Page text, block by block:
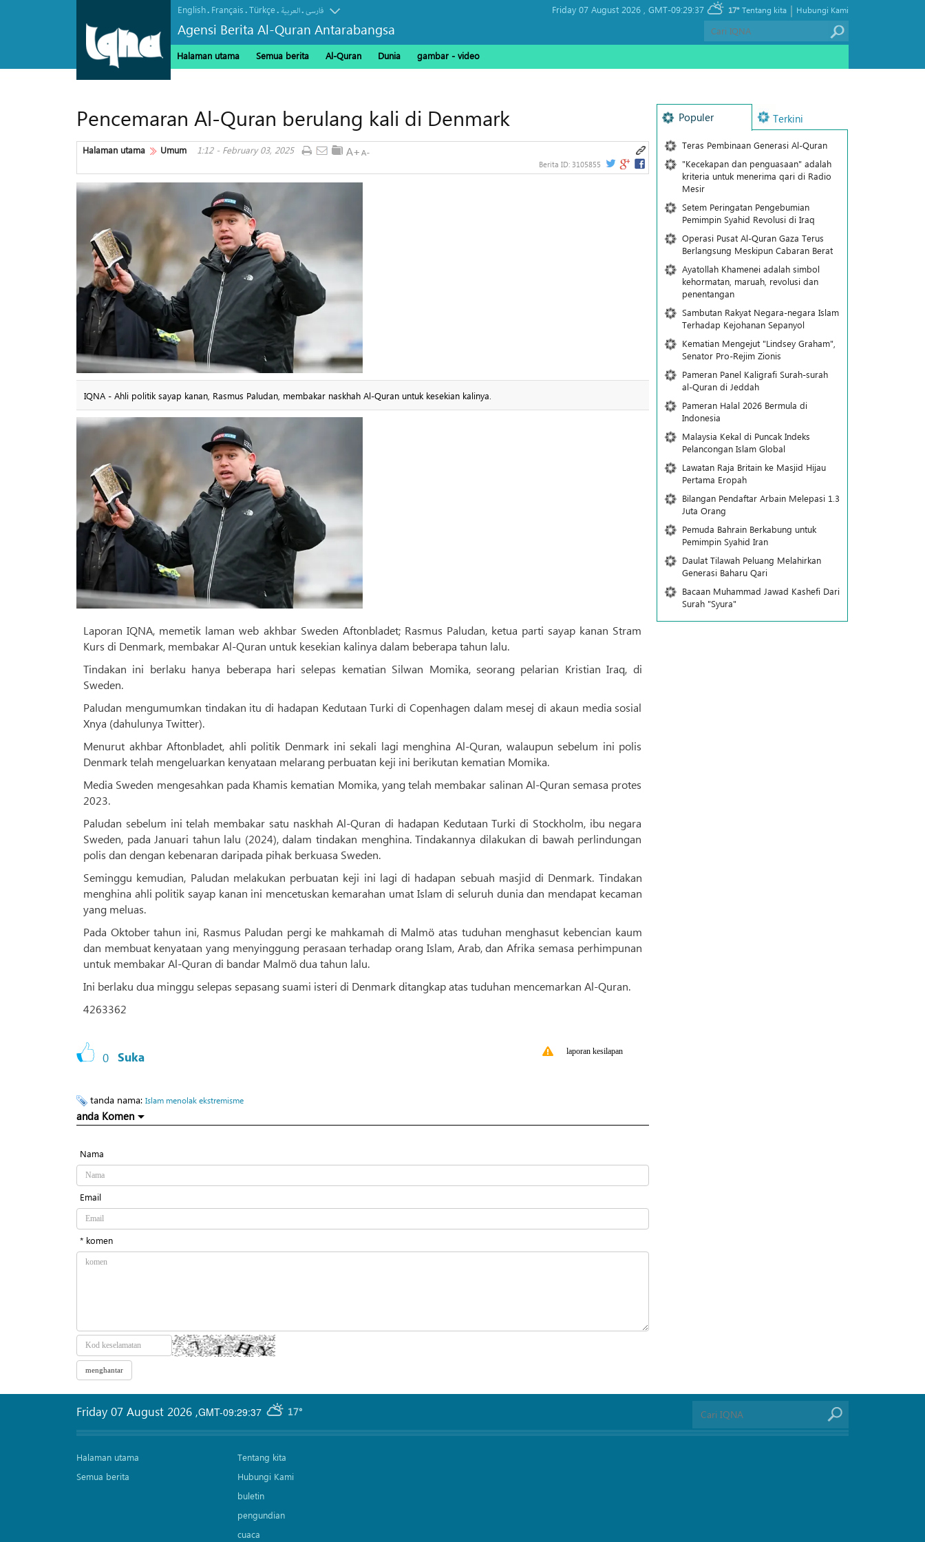
English. Français.Türkçe. العربیة.فارسی
Agensi Berita Al-Quran Antarabangsa
Friday 07 August 2026 , GMT-09:29:37 17° Hubungi Kami
|
Tentang kita
Halaman utama Semua berita Al-Quran Dunia gambar - video
Pencemaran Al-Quran berulang kali di Denmark
Halaman utama Umum 1:12 - February 03, 2025
Berita ID: 3105855
IQNA - Ahli politik sayap kanan, Rasmus Paludan, membakar naskhah Al-Quran untuk kesekian kalinya.
Laporan IQNA, memetik laman web akhbar Sweden Aftonbladet; Rasmus Paludan, ketua parti sayap kanan Stram
Kurs di Denmark, membakar Al-Quran untuk kesekian kalinya dalam beberapa tahun lalu.
Tindakan ini berlaku hanya beberapa hari selepas kematian Silwan Momika, seorang pelarian Kristian Iraq, di
Sweden.
Paludan mengumumkan tindakan itu di hadapan Kedutaan Turki di Copenhagen dalam mesej di akaun media sosial
Xnya (dahulunya Twitter).
Menurut akhbar Aftonbladet, ahli politik Denmark ini sekali lagi menghina Al-Quran, walaupun sebelum ini polis
Denmark telah mengeluarkan kenyataan melarang perbuatan keji ini berikutan kematian Momika.
Media Sweden mengesahkan pada Khamis kematian Momika, yang telah membakar salinan Al-Quran semasa protes
2023.
Paludan sebelum ini telah membakar satu naskhah Al-Quran di hadapan Kedutaan Turki di Stockholm, ibu negara
Sweden, pada Januari tahun lalu (2024), dalam tindakan menghina. Tindakannya dilakukan di bawah perlindungan
polis dan dengan kebenaran daripada pihak berkuasa Sweden.
Seminggu kemudian, Paludan melakukan perbuatan keji ini lagi di hadapan sebuah masjid di Denmark. Tindakan
menghina ahli politik sayap kanan ini mencetuskan kemarahan umat Islam di seluruh dunia dan mendapat kecaman
yang meluas.
Pada Oktober tahun ini, Rasmus Paludan pergi ke mahkamah di Malmö atas tuduhan menghasut kebencian kaum
dan membuat kenyataan yang menyinggung perasaan terhadap orang Islam, Arab, dan Afrika semasa perhimpunan
untuk membakar Al-Quran di bandar Malmö dua tahun lalu.
Ini berlaku dua minggu selepas sepasang suami isteri di Denmark ditangkap atas tuduhan mencemarkan Al-Quran.
4263362
0 Suka laporan kesilapan
tanda nama: Islam menolak ekstremisme
anda Komen
Nama
Email
* komen
Populer Terkini
Teras Pembinaan Generasi Al-Quran
"Kecekapan dan penguasaan" adalah
kriteria untuk menerima qari di Radio
Mesir
Setem Peringatan Pengebumian
Pemimpin Syahid Revolusi di Iraq
Operasi Pusat Al-Quran Gaza Terus
Berlangsung Meskipun Cabaran Berat
Ayatollah Khamenei adalah simbol
kehormatan, maruah, revolusi dan
penentangan
Sambutan Rakyat Negara-negara Islam
Terhadap Kejohanan Sepanyol
Kematian Mengejut "Lindsey Graham",
Senator Pro-Rejim Zionis
Pameran Panel Kaligrafi Surah-surah
al-Quran di Jeddah
Pameran Halal 2026 Bermula di
Indonesia
Malaysia Kekal di Puncak Indeks
Pelancongan Islam Global
Lawatan Raja Britain ke Masjid Hijau
Pertama Eropah
Bilangan Pendaftar Arbain Melepasi 1.3
Juta Orang
Pemuda Bahrain Berkabung untuk
Pemimpin Syahid Iran
Daulat Tilawah Peluang Melahirkan
Generasi Baharu Qari
Bacaan Muhammad Jawad Kashefi Dari
Surah "Syura"
GMT-09:29:37 17°
Friday 07 August 2026 ,
Halaman utama
Semua berita
Tentang kita
Hubungi Kami
buletin
pengundian
cuaca